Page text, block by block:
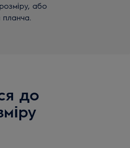
або
планча.
до